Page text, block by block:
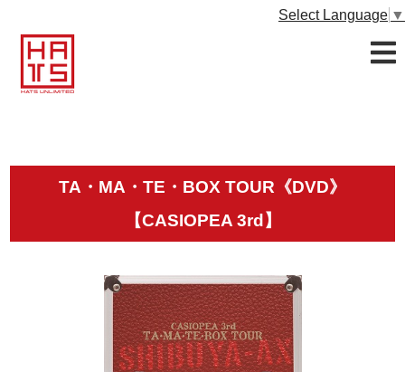
Select Language ▼
TA・MA・TE・BOX TOUR《DVD》
【CASIOPEA 3rd】